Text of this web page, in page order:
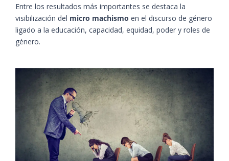
Entre los resultados más importantes se destaca la
visibilización del micro machismo en el discurso de género
ligado a la educación, capacidad, equidad, poder y roles de
género.